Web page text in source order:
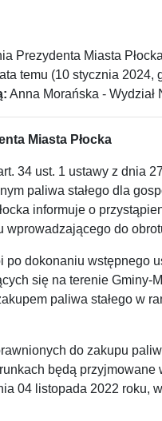
Prezydenta Miasta Płocka
temu (10 stycznia 2024,
Anna Morańska - Wydział
Miasta Płocka
34 ust. 1 ustawy z dnia
paliwa stałego dla
informuje o
wprowadzającego do
po dokonaniu wstępnego
się na terenie Gminy-
paliwa stałego w
do zakupu
będą przyjmowane
04 listopada 2022 roku,